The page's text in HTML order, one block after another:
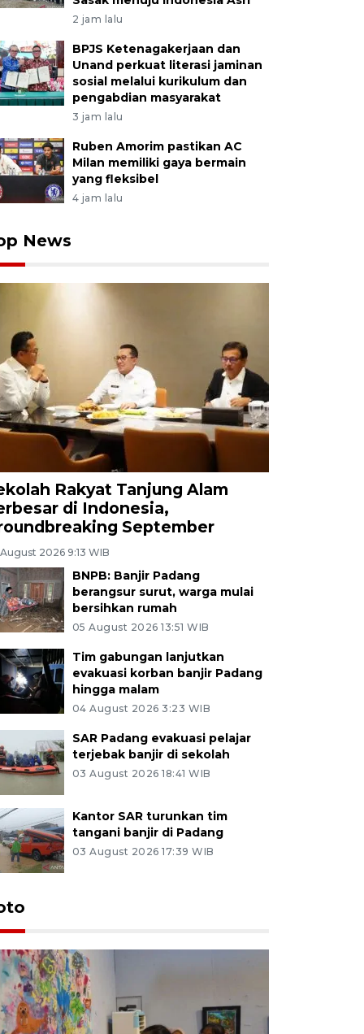
2 jam lalu
BPJS Ketenagakerjaan dan
Unand perkuat literasi jaminan
sosial melalui kurikulum dan
pengabdian masyarakat
3 jam lalu
Ruben Amorim pastikan AC
Milan memiliki gaya bermain
yang fleksibel
4 jam lalu
News
Rakyat Tanjung Alam
di Indonesia,
September
2026 9:13 WIB
BNPB: Banjir Padang
berangsur surut, warga mulai
bersihkan rumah
05 August 2026 13:51 WIB
Tim gabungan lanjutkan
evakuasi korban banjir Padang
hingga malam
04 August 2026 3:23 WIB
SAR Padang evakuasi pelajar
terjebak banjir di sekolah
03 August 2026 18:41 WIB
Kantor SAR turunkan tim
tangani banjir di Padang
03 August 2026 17:39 WIB